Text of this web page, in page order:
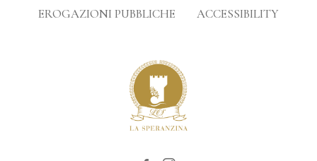
EROGAZIONI PUBBLICHE
ACCESSIBILITY